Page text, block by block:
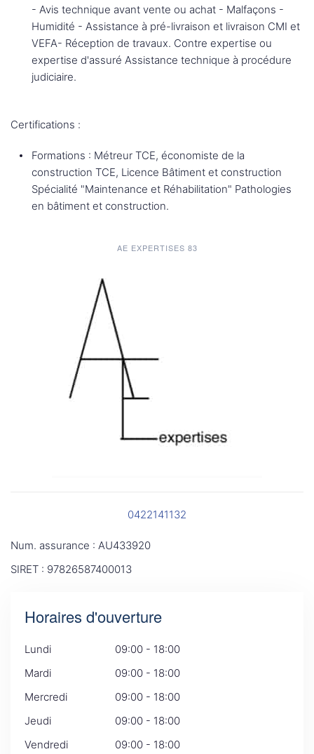
- Avis technique avant vente ou achat - Malfaçons -
Humidité - Assistance à pré-livraison et livraison CMI et
VEFA- Réception de travaux. Contre expertise ou
expertise d'assuré Assistance technique à procédure
judiciaire.
Certifications :
Formations : Métreur TCE, économiste de la
construction TCE, Licence Bâtiment et construction
Spécialité "Maintenance et Réhabilitation" Pathologies
en bâtiment et construction.
AE EXPERTISES 83
0422141132
Num. assurance : AU433920
SIRET : 97826587400013
Horaires d'ouverture
Lundi
09:00 - 18:00
Mardi
09:00 - 18:00
Mercredi
09:00 - 18:00
Jeudi
09:00 - 18:00
Vendredi
09:00 - 18:00